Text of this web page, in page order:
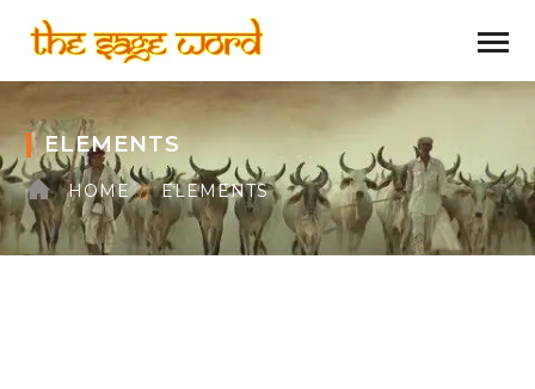
ELEMENTS
HOME ELEMENTS